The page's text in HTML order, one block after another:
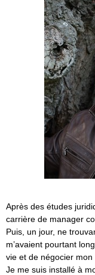
Après des études
carrière de manager
Puis, un jour, ne
m’avaient pourtant
vie et de négocier mon
Je me suis installé à